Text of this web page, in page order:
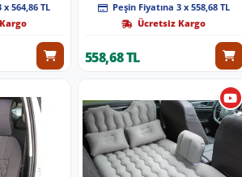
x 564,86 TL
Peşin Fiyatına 3 x 558,68 TL
Ücretsiz Kargo
558,68 TL